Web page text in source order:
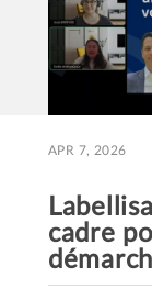
APR 7, 2026
cadre